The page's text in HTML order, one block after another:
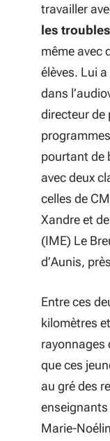
travailler
les
même avec
élèves. Lui
dans
directeur de
pourtant de
avec deux
celles de
Xandre et
(IME) Le
d’Aunis,
Entre ces
kilomètres
rayonnages
que ces
au gré des
Marie-